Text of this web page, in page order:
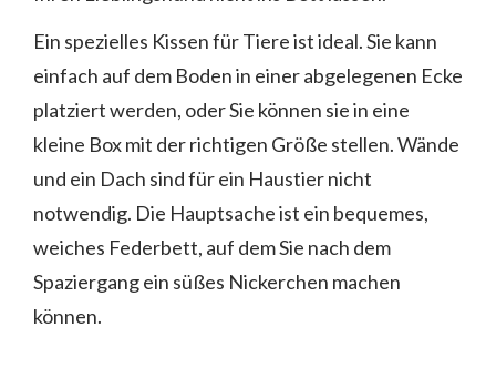
Ein spezielles Kissen für Tiere ist ideal. Sie kann
einfach auf dem Boden in einer abgelegenen Ecke
platziert werden, oder Sie können sie in eine
kleine Box mit der richtigen Größe stellen. Wände
und ein Dach sind für ein Haustier nicht
notwendig. Die Hauptsache ist ein bequemes,
weiches Federbett, auf dem Sie nach dem
Spaziergang ein süßes Nickerchen machen
können.